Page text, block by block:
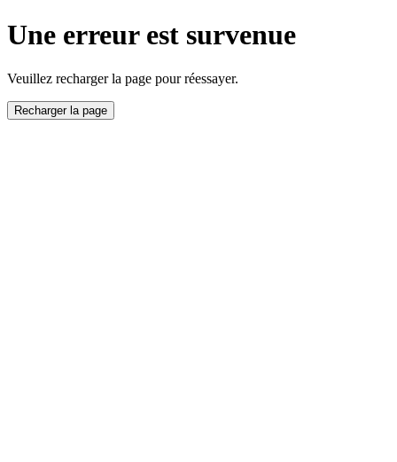
Une erreur est survenue
Veuillez recharger la page pour réessayer.
Recharger la page